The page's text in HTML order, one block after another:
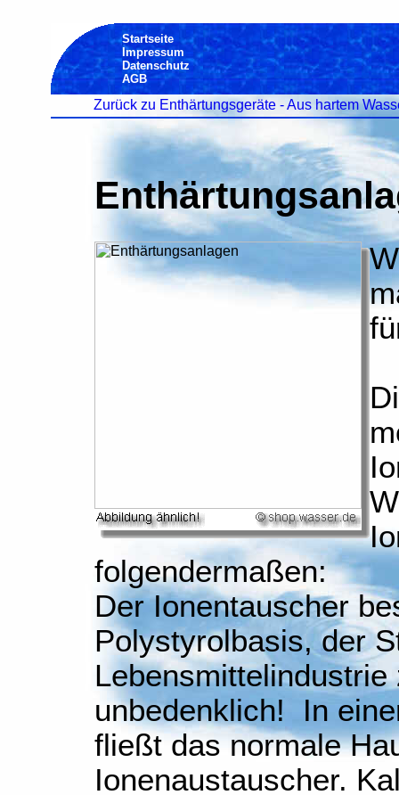
Startseite
Impressum
Datenschutz
AGB
Zurück zu Enthärtungsgeräte - Aus hartem
folgendermaßen:
Der Ionentauscher
Polystyrolbasis, der
unbedenklich! In
fließt das normale
Ionenaustauscher.